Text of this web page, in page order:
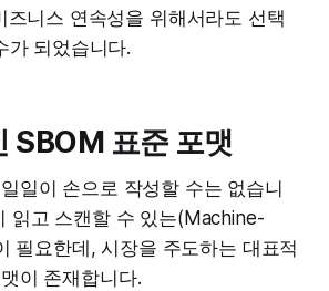
즈니스 연속성을 위해서라도 선택
가 되었습니다.
SBOM 표준 포맷
일이 손으로 작성할 수는 없습니
읽고 스캔할 수 있는(Machine-
필요한데, 시장을 주도하는 대표적
이 존재합니다.